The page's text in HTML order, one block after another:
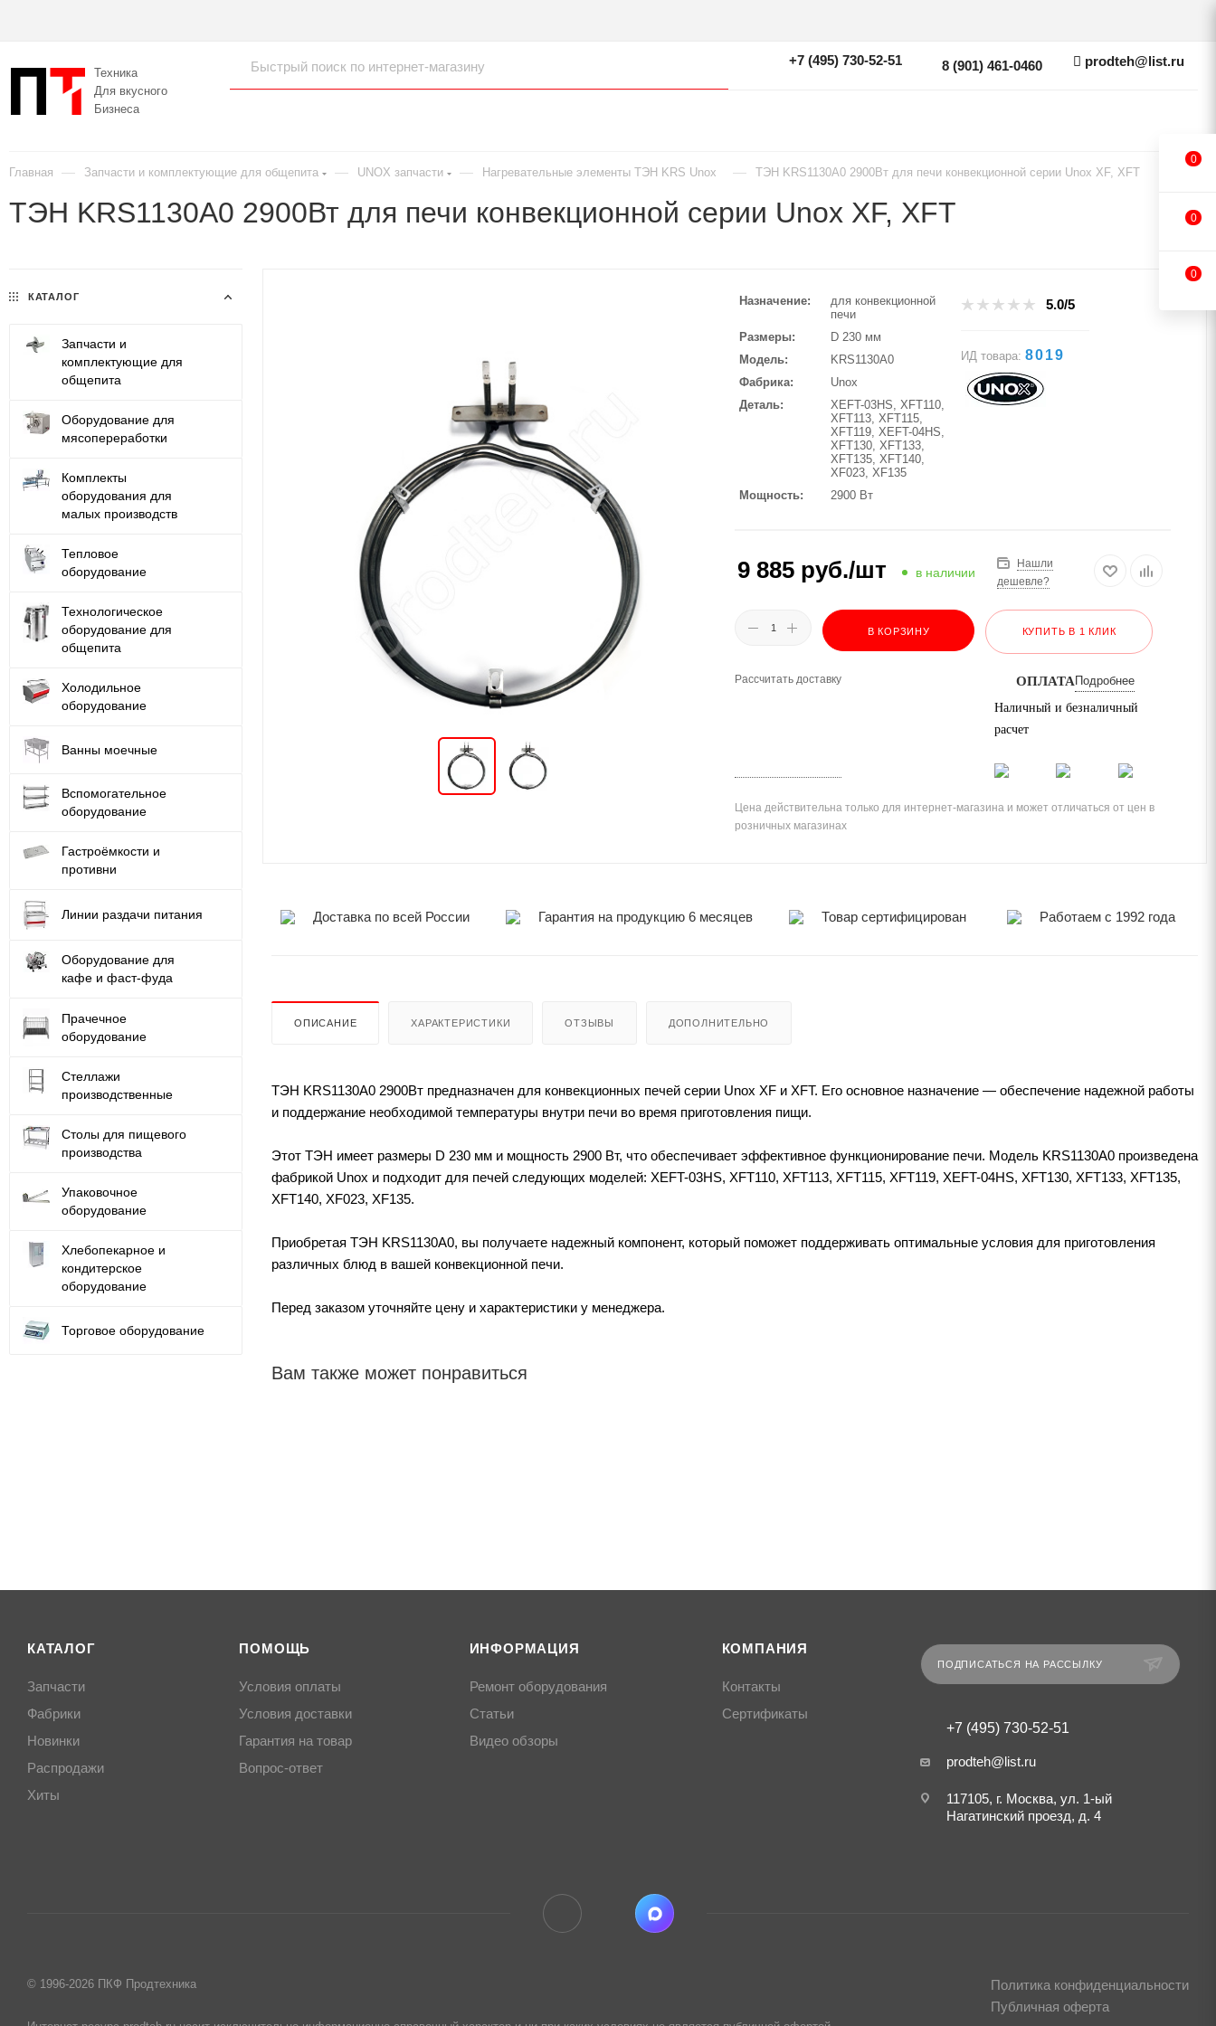
Техника
Для вкусного
Бизнеса
+7 (495) 730-52-51 8 (901) 461-0460 prodteh@list.ru
Главная — Запчасти и комплектующие для общепита — UNOX запчасти — Нагревательные элементы ТЭН KRS Unox — ТЭН KRS1130A0 2900Вт для печи конвекционной серии Unox XF, XFT
ТЭН KRS1130A0 2900Вт для печи конвекционной серии Unox XF, XFT
Назначение
для конвекционной
печи
Размеры
D 230 мм
Модель
KRS1130A0
Фабрика
Unox
Деталь
XEFT-03HS, XFT110,
XFT113, XFT115,
XFT119, XEFT-04HS,
XFT130, XFT133,
XFT135, XFT140,
XF023, XF135
Мощность
2900 Вт
5.0/5
ИД товара: 8019
9 885 руб./шт в наличии
Нашли
дешевле?
В КОРЗИНУ КУПИТЬ В 1 КЛИК
Рассчитать доставку ОПЛАТА Подробнее
Наличный и безналичный
расчет
Цена действительна только для интернет-магазина и может отличаться от цен в
розничных магазинах
Доставка по всей России Гарантия на продукцию 6 месяцев Товар сертифицирован Работаем с 1992 года
ОПИСАНИЕ ХАРАКТЕРИСТИКИ ОТЗЫВЫ ДОПОЛНИТЕЛЬНО
ТЭН KRS1130A0 2900Вт предназначен для конвекционных печей серии Unox XF и XFT. Его основное назначение — обеспечение надежной работы
и поддержание необходимой температуры внутри печи во время приготовления пищи.
Этот ТЭН имеет размеры D 230 мм и мощность 2900 Вт, что обеспечивает эффективное функционирование печи. Модель KRS1130A0 произведена
фабрикой Unox и подходит для печей следующих моделей: XEFT-03HS, XFT110, XFT113, XFT115, XFT119, XEFT-04HS, XFT130, XFT133, XFT135,
XFT140, XF023, XF135.
Приобретая ТЭН KRS1130A0, вы получаете надежный компонент, который поможет поддерживать оптимальные условия для приготовления
различных блюд в вашей конвекционной печи.
Перед заказом уточняйте цену и характеристики у менеджера.
Вам также может понравиться
КАТАЛОГ
Запчасти и
комплектующие для
общепита
Оборудование для
мясопереработки
Комплекты
оборудования для
малых производств
Тепловое
оборудование
Технологическое
оборудование для
общепита
Холодильное
оборудование
Ванны моечные
Вспомогательное
оборудование
Гастроёмкости и
противни
Линии раздачи питания
Оборудование для
кафе и фаст-фуда
Прачечное
оборудование
Стеллажи
производственные
Столы для пищевого
производства
Упаковочное
оборудование
Хлебопекарное и
кондитерское
оборудование
Торговое оборудование
КАТАЛОГ
Запчасти
Фабрики
Новинки
Распродажи
Хиты
ПОМОЩЬ
Условия оплаты
Условия доставки
Гарантия на товар
Вопрос-ответ
ИНФОРМАЦИЯ
Ремонт оборудования
Статьи
Видео обзоры
КОМПАНИЯ
Контакты
Сертификаты
ПОДПИСАТЬСЯ НА РАССЫЛКУ
+7 (495) 730-52-51
prodteh@list.ru
117105, г. Москва, ул. 1-ый
Нагатинский проезд, д. 4
Политика конфиденциальности
Публичная оферта
© 1996-2026 ПКФ Продтехника
0
0
0